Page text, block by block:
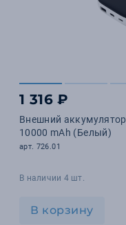
1 316 ₽
Внешний
10000 mAh (Белый)
арт. 726.01
В наличии 4 шт.
В корзину